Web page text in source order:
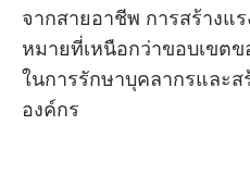
จากสายอาชีพ การสร้างแ
หมายที่เหนือกว่าขอบเขต
ในการรักษาบุคลากรและ
องค์กร